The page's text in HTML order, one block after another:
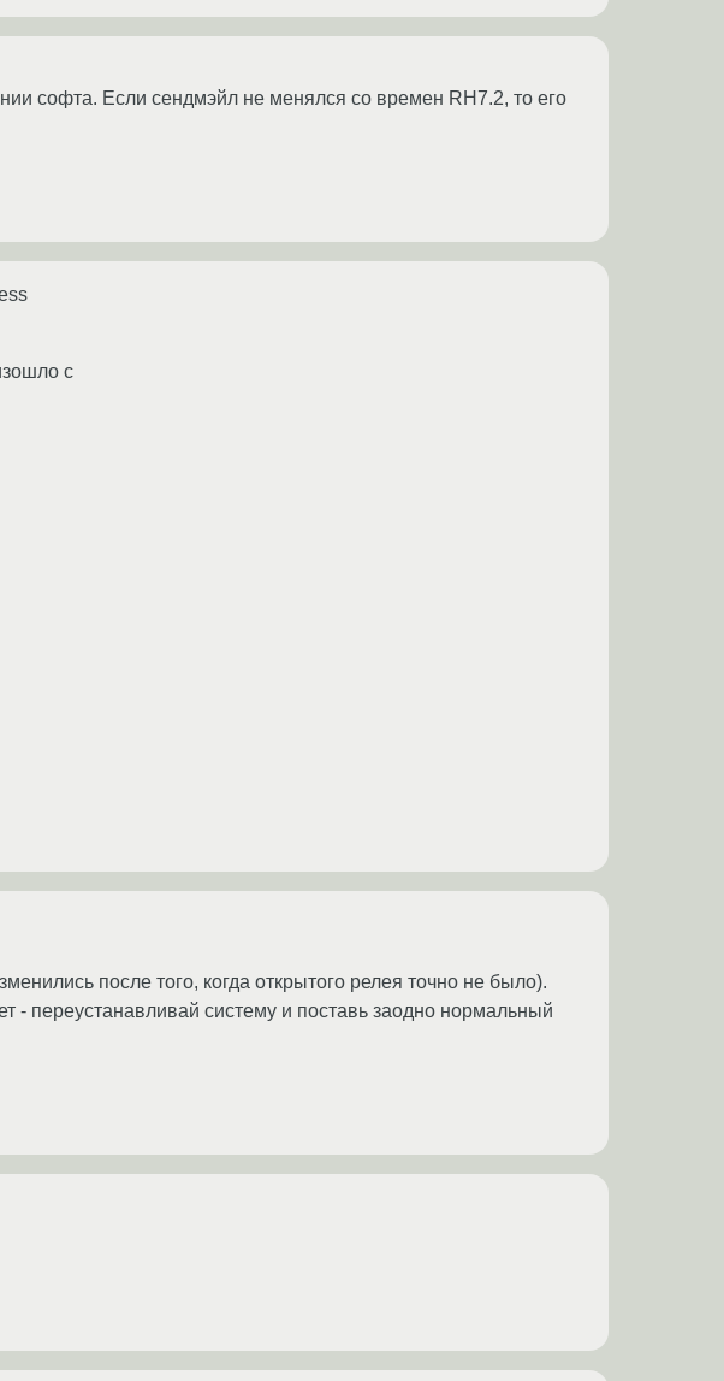
софта. Если сендмэйл не менялся со времен RH7.2, то его
с
после того, когда открытого релея точно не было).
- переустанавливай систему и поставь заодно нормальный